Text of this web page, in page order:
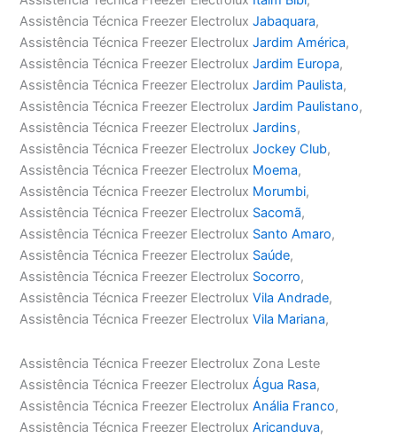
Assistência Técnica Freezer ElectroluxJabaquara,
Assistência Técnica Freezer ElectroluxJardim América,
Assistência Técnica Freezer ElectroluxJardim Europa,
Assistência Técnica Freezer ElectroluxJardim Paulista,
Assistência Técnica Freezer ElectroluxJardim Paulistano,
Assistência Técnica Freezer ElectroluxJardins,
Assistência Técnica Freezer ElectroluxJockey Club,
Assistência Técnica Freezer Electrolux Moema,
Assistência Técnica Freezer Electrolux Morumbi,
Assistência Técnica Freezer Electrolux Sacomã,
Assistência Técnica Freezer Electrolux Santo Amaro,
Assistência Técnica Freezer Electrolux Saúde,
Assistência Técnica Freezer Electrolux Socorro,
Assistência Técnica Freezer ElectroluxVila Andrade,
Assistência Técnica Freezer ElectroluxVila Mariana,
Assistência Técnica Freezer Electrolux Zona Leste
Assistência Técnica Freezer ElectroluxÁgua Rasa,
Assistência Técnica Freezer ElectroluxAnália Franco,
Assistência Técnica Freezer ElectroluxAricanduva,